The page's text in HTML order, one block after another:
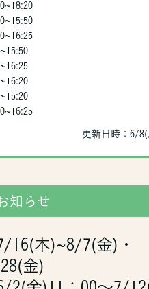
更新日時：6/
知らせ
16(木)~8/7(金)・
金)